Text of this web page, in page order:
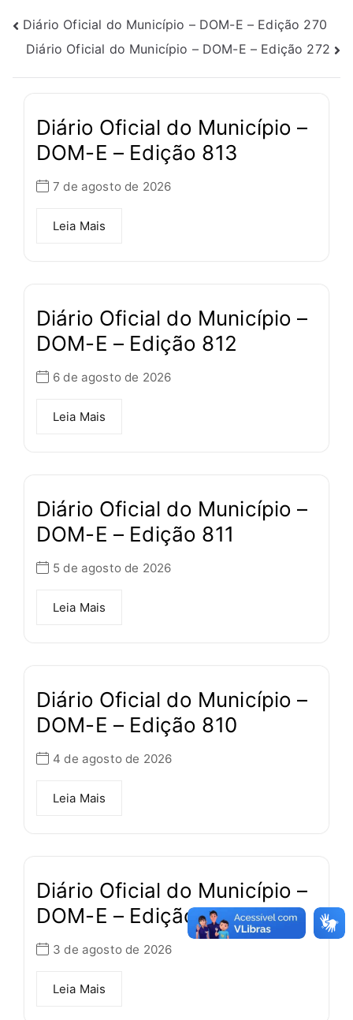
Diário Oficial do Município – DOM-E – Edição 270
Diário Oficial do Município – DOM-E – Edição 272
Diário Oficial do Município –
DOM-E – Edição 813
7 de agosto de 2026
Leia Mais
Diário Oficial do Município –
DOM-E – Edição 812
6 de agosto de 2026
Leia Mais
Diário Oficial do Município –
DOM-E – Edição 811
5 de agosto de 2026
Leia Mais
Diário Oficial do Município –
DOM-E – Edição 810
4 de agosto de 2026
Leia Mais
Diário Oficial do Município –
DOM-E – Edição 809
3 de agosto de 2026
Leia Mais